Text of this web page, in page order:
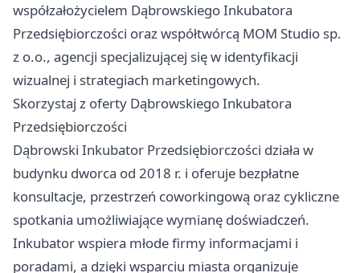
współzałożycielem Dąbrowskiego Inkubatora
Przedsiębiorczości oraz współtwórcą MOM Studio sp.
z o.o., agencji specjalizującej się w identyfikacji
wizualnej i strategiach marketingowych.
Skorzystaj z oferty Dąbrowskiego Inkubatora
Przedsiębiorczości
Dąbrowski Inkubator Przedsiębiorczości działa w
budynku dworca od 2018 r. i oferuje bezpłatne
konsultacje, przestrzeń coworkingową oraz cykliczne
spotkania umożliwiające wymianę doświadczeń.
Inkubator wspiera młode firmy informacjami i
poradami, a dzięki wsparciu miasta organizuje